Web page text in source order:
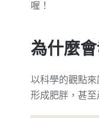
喔！
為什麼會
以科學的觀點
形成肥胖，甚至